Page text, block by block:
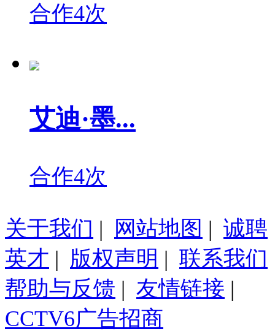
合作4次
艾迪·墨...
合作4次
关于我们 | 网站地图 | 诚聘
英才 | 版权声明 | 联系我们
帮助与反馈 | 友情链接 |
CCTV6广告招商